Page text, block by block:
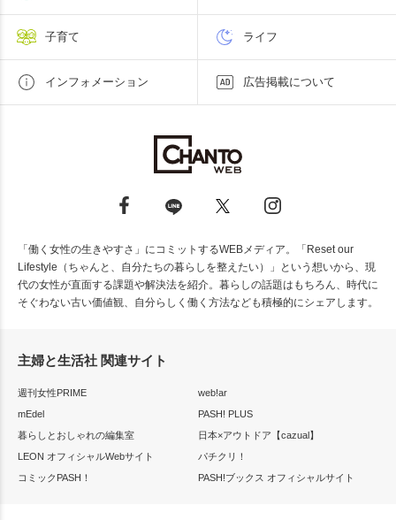
子育て ライフ
インフォメーション 広告掲載について
「働く女性の生きやすさ」にコミットするWEBメディア。「Reset our
Lifestyle（ちゃんと、自分たちの暮らしを整えたい）」という想いから、現
代の女性が直面する課題や解決法を紹介。暮らしの話題はもちろん、時代に
そぐわない古い価値観、自分らしく働く方法なども積極的にシェアします。
主婦と生活社 関連サイト
週刊女性PRIME
web!ar
mEdel
PASH! PLUS
暮らしとおしゃれの編集室
日本×アウトドア【cazual】
LEON オフィシャルWebサイト
パチクリ！
コミックPASH！
PASH!ブックス オフィシャルサイト